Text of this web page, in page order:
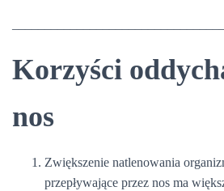
Korzyści
nos
Zwiększenie natlenowania
przepływające przez nos ma